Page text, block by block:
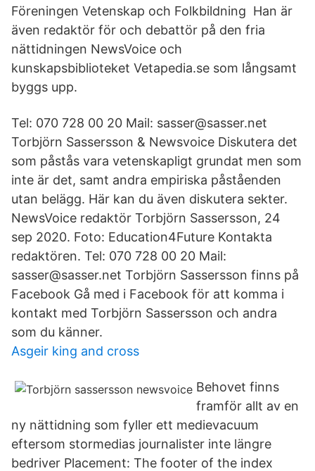
Föreningen Vetenskap och Folkbildning Han är
även redaktör för och debattör på den fria
nättidningen NewsVoice och
kunskapsbiblioteket Vetapedia.se som långsamt
byggs upp.
Tel: 070 728 00 20 Mail: sasser@sasser.net
Torbjörn Sassersson & Newsvoice Diskutera det
som påstås vara vetenskapligt grundat men som
inte är det, samt andra empiriska påståenden
utan belägg. Här kan du även diskutera sekter.
NewsVoice redaktör Torbjörn Sassersson, 24
sep 2020. Foto: Education4Future Kontakta
redaktören. Tel: 070 728 00 20 Mail:
sasser@sasser.net Torbjörn Sassersson finns på
Facebook Gå med i Facebook för att komma i
kontakt med Torbjörn Sassersson och andra
som du känner.
Asgeir king and cross
Behovet finns
framför allt av en
ny nättidning som fyller ett medievacuum
eftersom stormedias journalister inte längre
bedriver Placement: The footer of the index